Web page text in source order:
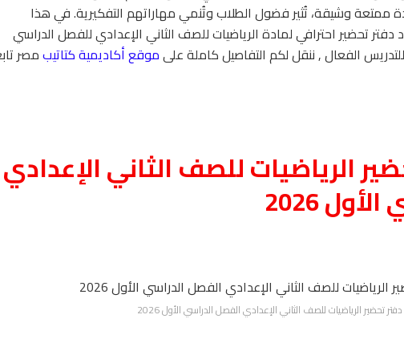
وشيقة، تُثير فضول الطلاب وتُنمي مهاراتهم التفكيرية. في هذا
دفتر تحضير احترافي لمادة الرياضيات للصف الثاني الإعدادي للفصل الدراسي
الفعال , ننقل لكم التفاصيل كاملة علىموقع أكاديمية كتاتيبمصر
الرياضيات للصف الثاني الإعدادي
2026
دفتر تحضير الرياضيات للصف الثاني الإعدادي الفصل الدراسي الأول 2026